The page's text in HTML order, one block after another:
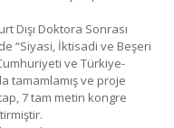
Dışı Doktora Sonrası
“Siyasi, İktisadi ve Beşeri
ve Türkiye-
tamamlamış ve proje
7 tam metin kongre